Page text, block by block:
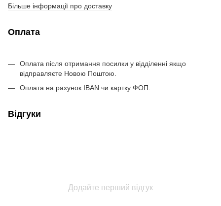
Більше інформації про доставку
Оплата
Оплата після отримання посилки у відділенні якщо
відправляєте Новою Поштою.
Оплата на рахунок IBAN чи картку ФОП.
Відгуки
Додайте перший відгук